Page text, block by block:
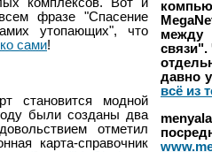
фразе "Спасение
утопающих", что
сами!
становится модной
были созданы два
отметил
карта-справочник
между
давно
всё из